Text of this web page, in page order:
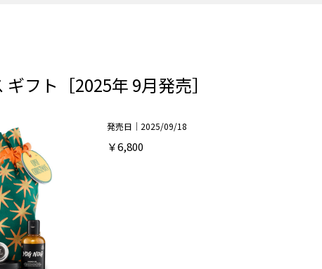
フト［2025年 9月発売］
発売日｜2025/09/18
￥6,800